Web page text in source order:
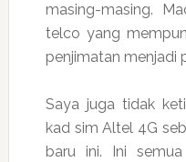
masing-masing.
telco yang
penjimatan menjadi
Saya juga tidak
kad sim Altel 4G
baru ini. Ini